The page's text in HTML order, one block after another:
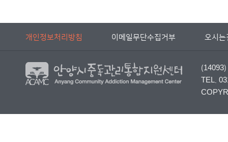
개인정보처리방침 이메일무단수집거부 오시는
TEL.